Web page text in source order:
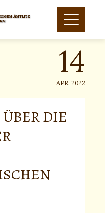
Antlitz 14
APR. 2022
DIE